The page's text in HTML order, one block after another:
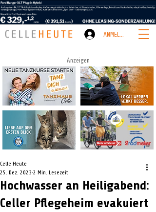
ANMELDEN
Anzeigen
Hochwasser an Heiligabend:
Celler Pflegeheim evakuiert
Celle Heute
25. Dez. 2023 2 Min. Lesezeit